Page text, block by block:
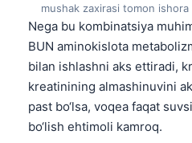
mushak zaxirasi tomon ishora
Nega bu kombinatsiya
BUN aminokislota
bilan ishlashni aks ettiradi,
kreatinining almashinuvini
past bo‘lsa, voqea faqat
bo‘lish ehtimoli kamroq.
Српски језик
Svenska
Bosanski
Azərbaycan dili
Eesti